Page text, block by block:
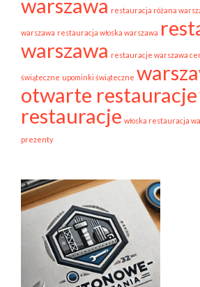
warszawa restauracja różana
warszawa restauracja włoska warszawa
warszawa restauracje warszawa
świąteczne upominki świąteczne
otwarte restauracje
restauracje włoska restauracja
prezenty